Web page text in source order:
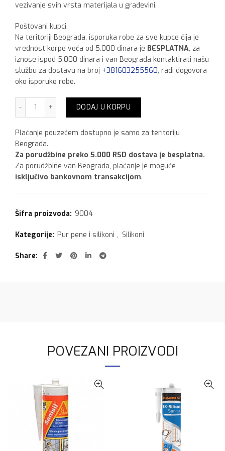
vezivanje svih vrsta materijala u građevini.
Poštovani kupci,
Na teritoriji Beograda, isporuka robe za sve kupce čija je
vrednost korpe veća od 5.000 dinara je BESPLATNA, za
iznose ispod 5.000 dinara i van Beograda kontaktirati našu
službu za dostavu na broj +381603255560, radi dogovora
oko isporuke robe.
Bison Montage kit količina
DODAJ U KORPU
Plaćanje pouzećem dostupno je samo za teritoriju
Beograda.
Za porudžbine preko 5.000 RSD dostava je besplatna.
Za porudžbine van Beograda, plaćanje je moguće
isključivo bankovnom transakcijom.
Šifra proizvoda: 9004
Kategorije: Pur pene i silikoni , Silikoni
Share
POVEZANI PROIZVODI